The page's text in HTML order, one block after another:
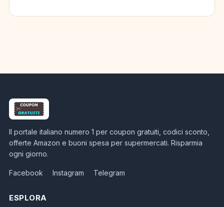
Il portale italiano numero 1 per coupon gratuiti, codici sconto,
offerte Amazon e buoni spesa per supermercati. Risparmia
ogni giorno.
Facebook Instagram Telegram
ESPLORA